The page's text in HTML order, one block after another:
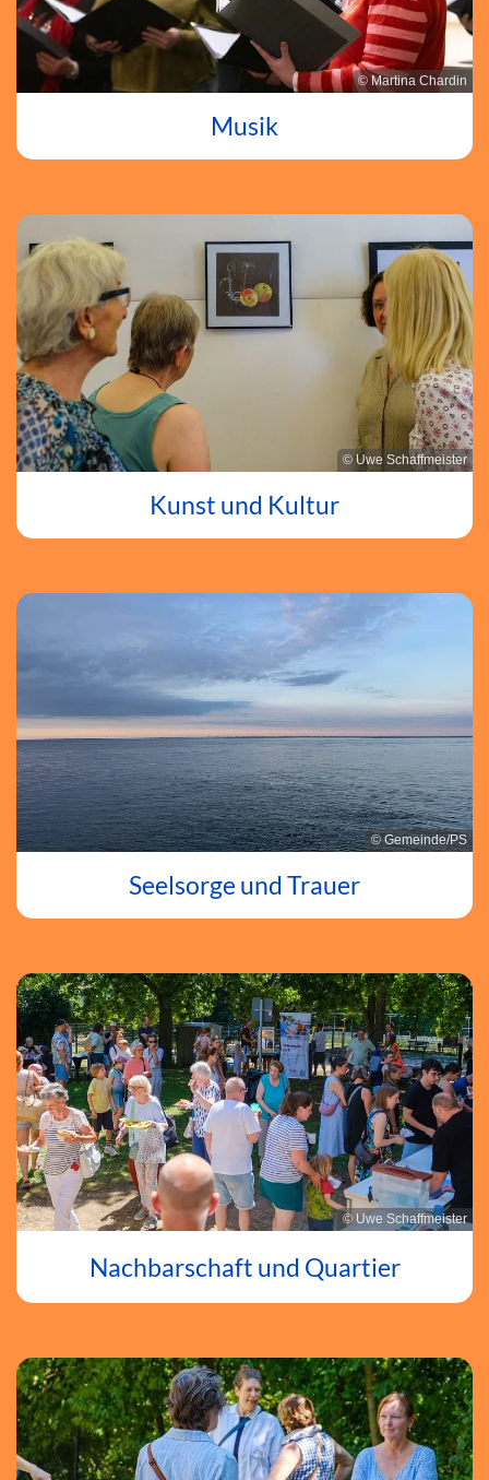
© Martina Chardin
Musik
© Uwe Schaffmeister
Kunst und Kultur
© Gemeinde/PS
Seelsorge und Trauer
© Uwe Schaffmeister
Nachbarschaft und Quartier